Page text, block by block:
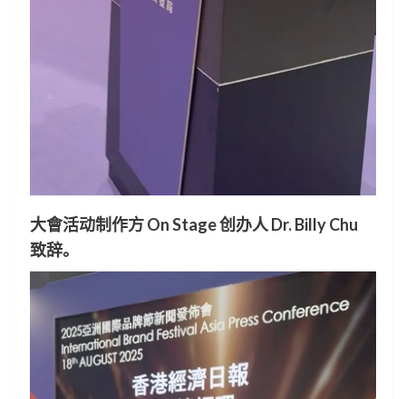
大會活动制作方 On Stage 创办人 Dr. Billy Chu
致辞。